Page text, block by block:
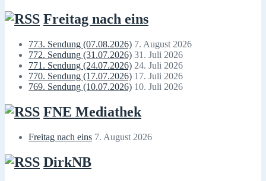
Freitag nach eins
773. Sendung (07.08.2026) 7. August 2026
772. Sendung (31.07.2026) 31. Juli 2026
771. Sendung (24.07.2026) 24. Juli 2026
770. Sendung (17.07.2026) 17. Juli 2026
769. Sendung (10.07.2026) 10. Juli 2026
FNE Mediathek
Freitag nach eins 7. August 2026
DirkNB